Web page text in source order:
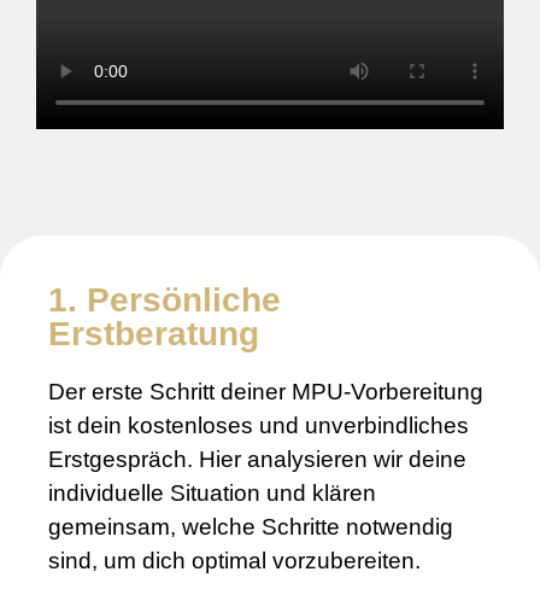
1. Persönliche
Erstberatung
Der erste Schritt deiner MPU-Vorbereitung
ist dein kostenloses und unverbindliches
Erstgespräch. Hier analysieren wir deine
individuelle Situation und klären
gemeinsam, welche Schritte notwendig
sind, um dich optimal vorzubereiten.